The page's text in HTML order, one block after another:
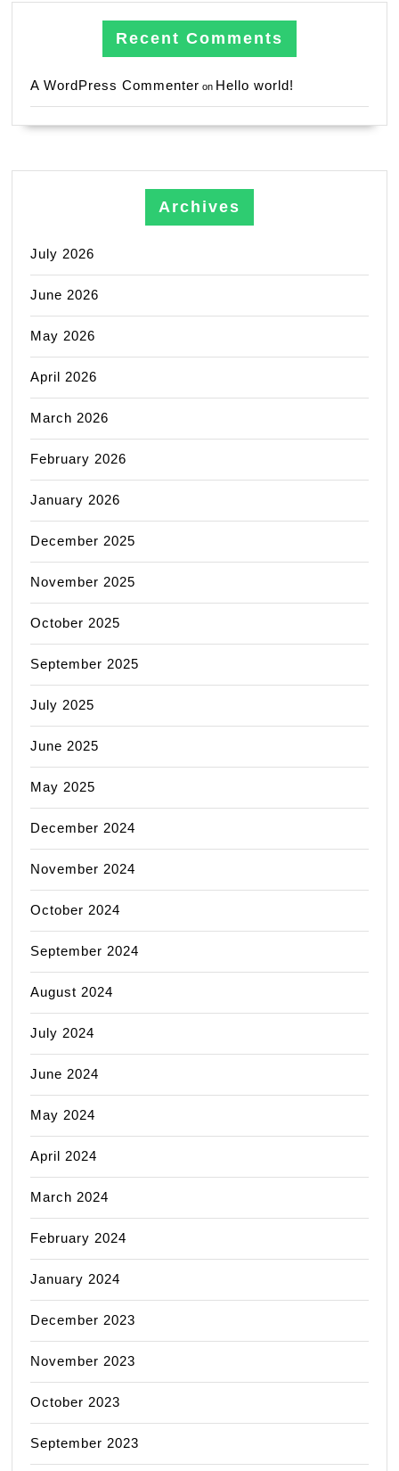
Recent Comments
A WordPress Commenter on Hello world!
Archives
July 2026
June 2026
May 2026
April 2026
March 2026
February 2026
January 2026
December 2025
November 2025
October 2025
September 2025
July 2025
June 2025
May 2025
December 2024
November 2024
October 2024
September 2024
August 2024
July 2024
June 2024
May 2024
April 2024
March 2024
February 2024
January 2024
December 2023
November 2023
October 2023
September 2023